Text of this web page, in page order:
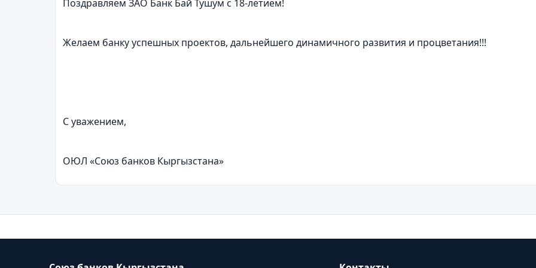
Поздравляем ЗАО Банк Бай Тушум с 18-летием!
Желаем банку успешных проектов, дальнейшего динамичного развития и процветания!!!
С уважением,
ОЮЛ «Союз банков Кыргызстана»